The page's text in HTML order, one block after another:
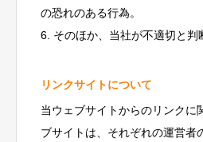
の恐れのある行為。
6. そのほか、当社が不適切と判
リンクサイトについて
当ウェブサイトからのリンクに
ブサイトは、それぞれの運営者